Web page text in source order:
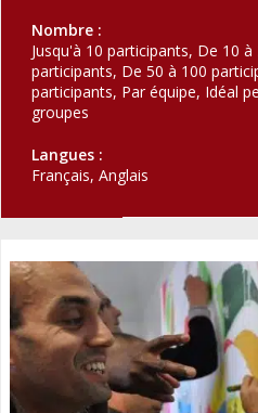
Nombre :
Jusqu'à 10 participants, De 10
participants, De 50 à 100
participants, Par équipe, Idéal
groupes
Langues :
Français, Anglais